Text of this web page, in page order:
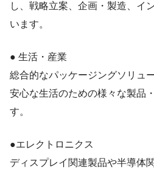
し、戦略立案、企画・製造、イ
います。
● 生活・産業
総合的なパッケージングソリュ
安心な生活のための様々な製品
す。
●エレクトロニクス
ディスプレイ関連製品や半導体